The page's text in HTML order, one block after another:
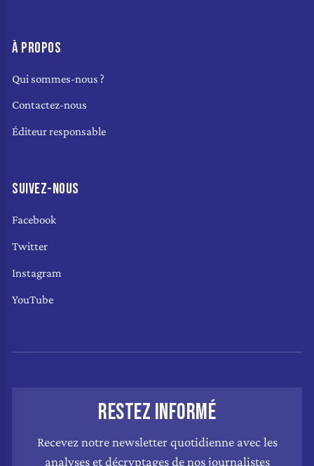
À PROPOS
Qui sommes-nous ?
Contactez-nous
Éditeur responsable
SUIVEZ-NOUS
Facebook
Twitter
Instagram
YouTube
RESTEZ INFORMÉ
Recevez notre newsletter quotidienne avec les
analyses et décryptages de nos journalistes